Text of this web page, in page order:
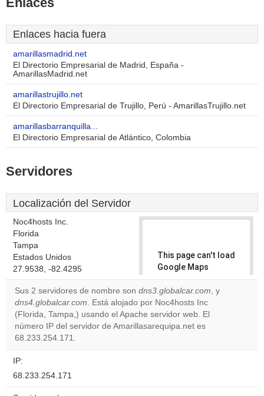
Enlaces hacia fuera
amarillasmadrid.net
El Directorio Empresarial de Madrid, España -
AmarillasMadrid.net
amarillastrujillo.net
El Directorio Empresarial de Trujillo, Perú - AmarillasTrujillo.net
amarillasbarranquilla...
El Directorio Empresarial de Atlántico, Colombia
Servidores
Localización del Servidor
Noc4hosts Inc.
Florida
Tampa
Estados Unidos
27.9538, -82.4295
This page can't load
Google Maps
correctly.
Do you
own this
website?
Sus 2 servidores de nombre son dns3.globalcar.com, y
dns4.globalcar.com. Está alojado por Noc4hosts Inc
(Florida, Tampa,) usando el Apache servidor web. El
número IP del servidor de Amarillasarequipa.net es
68.233.254.171.
IP:
68.233.254.171